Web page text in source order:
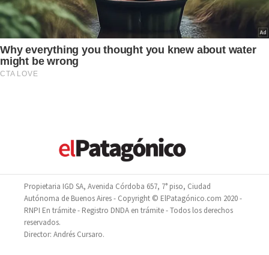
Propietaria IGD SA, Avenida Córdoba 657, 7° piso, Ciudad
Autónoma de Buenos Aires - Copyright © ElPatagónico.com 2020 -
RNPI En trámite - Registro DNDA en trámite - Todos los derechos
reservados.
Director: Andrés Cursaro.